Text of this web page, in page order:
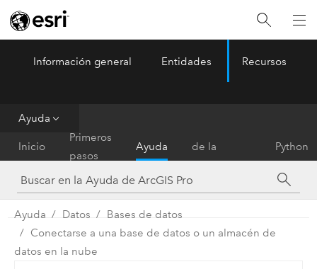
ArcGIS Pro Menu
Información general Entidades Recursos
Ayuda
Inicio
Primeros
pasos
Ayuda
de la
herramienta
Python
Ayuda Datos
Bases de datos
Conectarse a una base de datos o un almacén de
datos en la nube